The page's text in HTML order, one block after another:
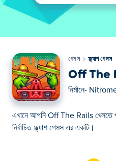
গেমস ফ্ল্যাশ গেমস
Off The
নির্মানে-
এখানে আপনি Off The Rails খেলতে
নির্বাচিত ফ্ল্যাশ গেমস এর একটি।